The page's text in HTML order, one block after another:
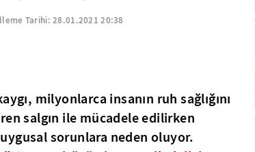
Tarihi:28.01.2021 20:38
milyonlarca insanın ruh sağlığını
salgın ile mücadele edilirken
sorunlara neden oluyor.